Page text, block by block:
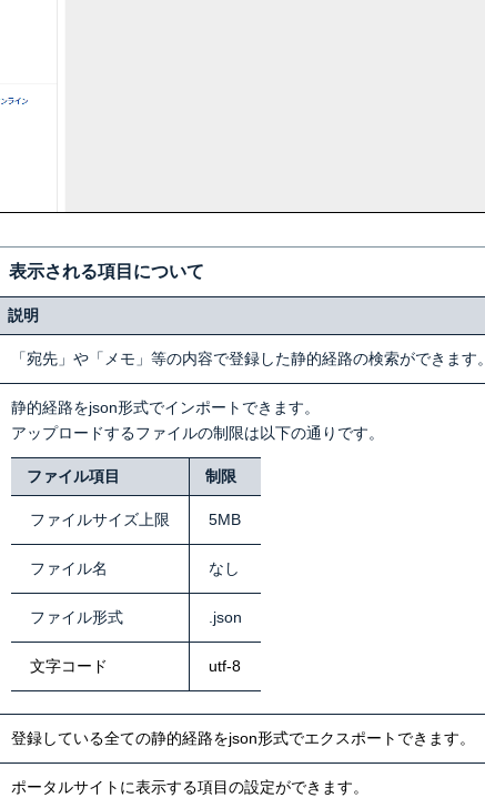
表示される項目について
説明
「宛先」や「メモ」等の内容で登録した静的経路の検索ができます。
静的経路をjson形式でインポートできます。
アップロードするファイルの制限は以下の通りです。
ファイル項目 制限
ファイルサイズ上限 5MB
ファイル名 なし
ファイル形式 .json
文字コード utf-8
登録している全ての静的経路をjson形式でエクスポートできます。
ポータルサイトに表示する項目の設定ができます。